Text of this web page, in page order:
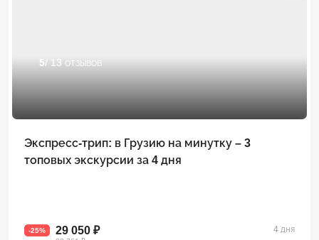
5/ 13 отзывов
Экспресс-трип: в Грузию на минутку – 3
топовых экскурсии за 4 дня
-25% 29 050 ₽ 4 дня